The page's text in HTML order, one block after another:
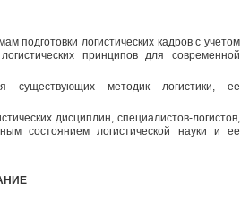
подготовки логистических кадров с учетом
принципов для современной
существующих методик логистики, ее
дисциплин, специалистов-логистов,
состоянием логистической науки и ее